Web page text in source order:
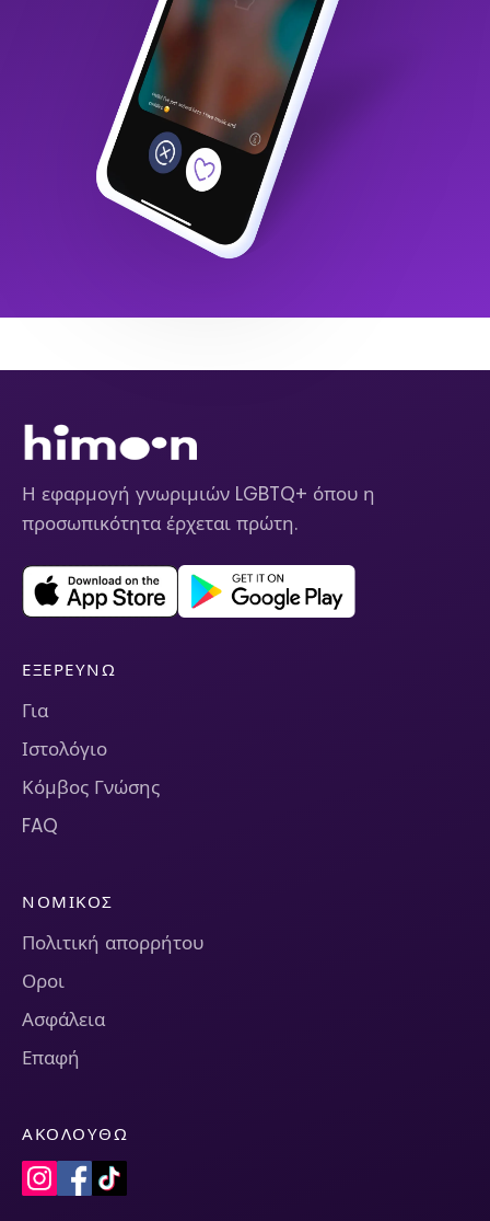
Η εφαρμογή γνωριμιών LGBTQ+ όπου η
προσωπικότητα έρχεται πρώτη.
ΕΞΕΡΕΥΝΏ
Για
Ιστολόγιο
Κόμβος Γνώσης
FAQ
ΝΟΜΙΚΌΣ
Πολιτική απορρήτου
Οροι
Ασφάλεια
Επαφή
ΑΚΟΛΟΥΘΏ